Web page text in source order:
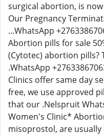
surgical abortion, is
Our Pregnancy
...WhatsApp
Abortion pills for sale
(Cytotec) abortion
.WhatsApp
Clinics offer same day
free, we use approved
that our .Nelspruit
Women's Clinic*
misoprostol, are